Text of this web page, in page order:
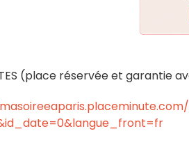
(place réservée et garantie